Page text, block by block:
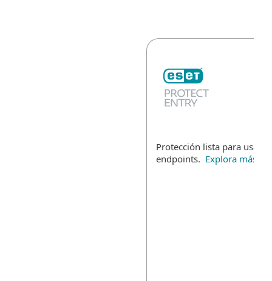
Protección lista para usar
endpoints. Explora más